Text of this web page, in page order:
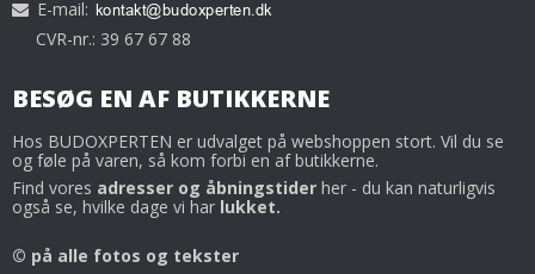
E-mail:
CVR-nr.: 39 67 67 88
BESØG EN AF BUTIKKERNE
Hos BUDOXPERTEN er udvalget på webshoppen stort. Vil du se
og føle på varen, så kom forbi en af butikkerne.
Find vores adresser og åbningstider her - du kan naturligvis
også se, hvilke dage vi har lukket.
© på alle fotos og tekster